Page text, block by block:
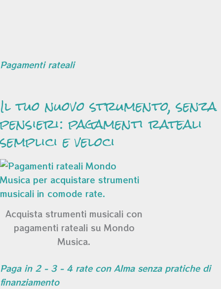
Pagamenti rateali
Il tuo nuovo strumento, senza
pensieri: pagamenti rateali
semplici e veloci
Acquista strumenti musicali con
pagamenti rateali su Mondo
Musica.
Paga in 2 - 3 - 4 rate con Alma senza pratiche di
finanziamento